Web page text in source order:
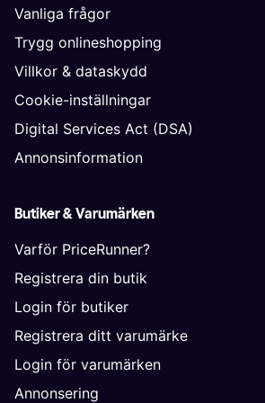
Vanliga frågor
Trygg onlineshopping
Villkor & dataskydd
Cookie-inställningar
Digital Services Act (DSA)
Annonsinformation
Butiker & Varumärken
Varför PriceRunner?
Registrera din butik
Login för butiker
Registrera ditt varumärke
Login för varumärken
Annonsering